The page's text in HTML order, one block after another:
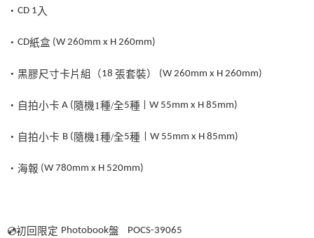
・ CD 1 入
・ CD紙盒 (W 260mm x H 260mm)
・黑膠尺寸卡片組（ 18 張套裝） (W 260mm x H 260mm)
・自拍小卡 A ( 隨機1種/全5種 | W 55mm x H 85mm)
・自拍小卡 B ( 隨機1種/全5種 | W 55mm x H 85mm)
・海報 (W 780mm x H 520mm)
💿初回限定 Photobook盤 POCS-39065